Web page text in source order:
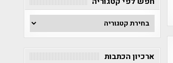
חפש
לפי
קטגוריה
ארכיון הכתבות